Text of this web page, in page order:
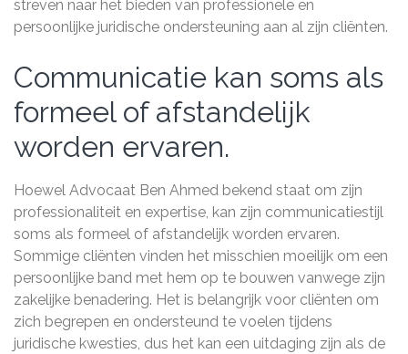
streven naar het bieden van professionele en
persoonlijke juridische ondersteuning aan al zijn cliënten.
Communicatie kan soms als
formeel of afstandelijk
worden ervaren.
Hoewel Advocaat Ben Ahmed bekend staat om zijn
professionaliteit en expertise, kan zijn communicatiestijl
soms als formeel of afstandelijk worden ervaren.
Sommige cliënten vinden het misschien moeilijk om een
persoonlijke band met hem op te bouwen vanwege zijn
zakelijke benadering. Het is belangrijk voor cliënten om
zich begrepen en ondersteund te voelen tijdens
juridische kwesties, dus het kan een uitdaging zijn als de